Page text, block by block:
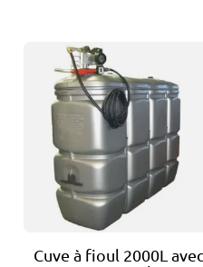
Cuve à fioul 2000L avec